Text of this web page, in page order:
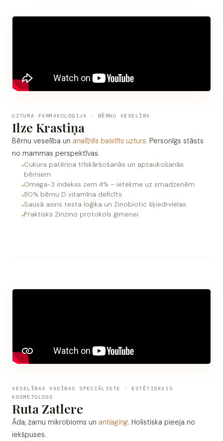
UZTURA FARMAKOLOĢIJA · BĒRNU VESELĪBA
Ilze Krastiņa
Bērnu veselība un analīzēs balstīts uzturs. Personīgs stāsts
no mammas perspektīvas.
Cukura patēriņa trīskāršošanās un aptaukošanās
bērniem
Omega-3 indekss zem 4% – ietekme uz smadzenēm
80% bērnu D vitamīna deficīts
Sausā asins testa loģika un Zinobiotic šķiedrvielas
Praktisks Zinzino protokols ģimenei
VESELĪBAS VADĪBAS SPECIĀLISTE · ESTĒTISKAIS
KOSMETOLOGS
Ruta Zatlere
Āda, zarnu mikrobioms un antiaging. Holistiska pieeja no
iekšpuses.